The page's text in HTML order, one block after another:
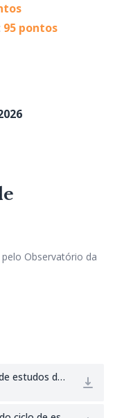
95 pontos
Observatório da
Diário da República - Plano de estudos de EI.pdf